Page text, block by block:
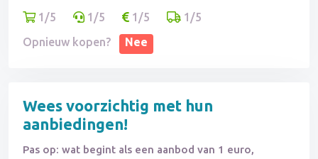
1/5
1/5 1/5
1/5
Opnieuw kopen?
Nee
Wees voorzichtig met hun
aanbiedingen!
Pas op: wat begint als een aanbod van 1 euro,